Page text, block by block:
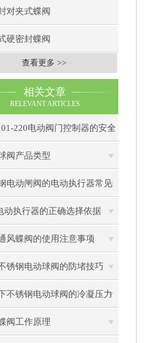
对夹式蝶阀
硬密封蝶阀
查看更多 >>
相关文章
RELEVANT ARTICLES
220电动阀门控制器的安全
与防护措施
阀产品类型
电动闸阀的电动执行器常见
动执行器的正确选择依据
风蝶阀的使用注意事项
锈钢电动球阀的防堵技巧
不锈钢电动球阀的冷凝压力
阀工作原理